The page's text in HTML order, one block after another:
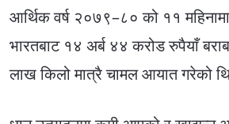
आर्थिक वर्ष २०७९–८० को ११
भारतबाट १४ अर्ब ४४ करोड रुपैयाँ
लाख किलो मात्रै चामल आयात गरेको